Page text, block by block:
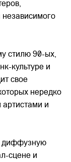
независимого
стилю 90-ых,
культуре и
свое
нередко
и
диффузную
сцене и